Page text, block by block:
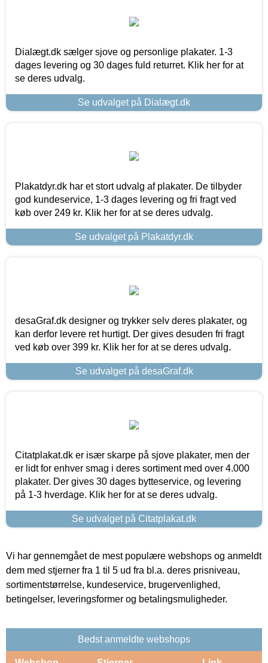
Dialægt.dk sælger sjove og personlige plakater. 1-3
dages levering og 30 dages fuld returret. Klik her for at
se deres udvalg.
Se udvalget på Dialægt.dk
Plakatdyr.dk har et stort udvalg af plakater. De tilbyder
god kundeservice, 1-3 dages levering og fri fragt ved
køb over 249 kr. Klik her for at se deres udvalg.
Se udvalget på Plakatdyr.dk
desaGraf.dk designer og trykker selv deres plakater, og
kan derfor levere ret hurtigt. Der gives desuden fri fragt
ved køb over 399 kr. Klik her for at se deres udvalg.
Se udvalget på desaGraf.dk
Citatplakat.dk er især skarpe på sjove plakater, men der
er lidt for enhver smag i deres sortiment med over 4.000
plakater. Der gives 30 dages bytteservice, og levering
på 1-3 hverdage. Klik her for at se deres udvalg.
Se udvalget på Citatplakat.dk
Vi har gennemgået de mest populære webshops og anmeldt
dem med stjerner fra 1 til 5 ud fra bl.a. deres prisniveau,
sortimentstørrelse, kundeservice, brugervenlighed,
betingelser, leveringsformer og betalingsmuligheder.
Bedst anmeldte webshops